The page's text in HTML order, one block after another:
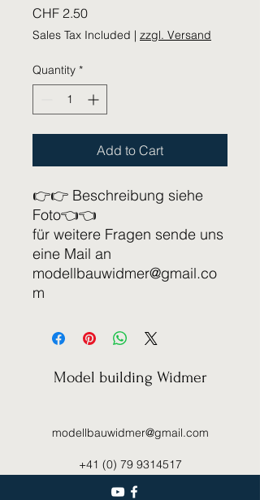
CHF 2.50Price
Sales Tax Included | zzgl. Versand
Quantity *
Add to Cart
👉👉 Beschreibung siehe
Foto👈👈
für weitere Fragen sende uns
eine Mail an
modellbauwidmer@gmail.co
m
Model building Widmer
modellbauwidmer@gmail.com
+41 (0) 79 9314517